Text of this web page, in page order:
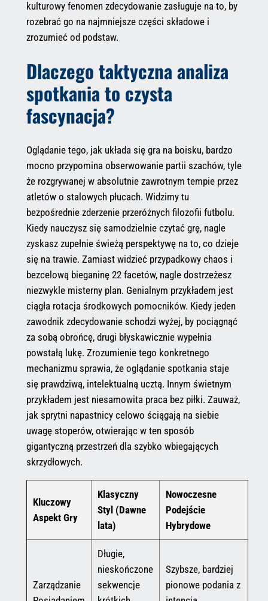
kulturowy fenomen zdecydowanie zasługuje na to, by
rozebrać go na najmniejsze części składowe i
zrozumieć od podstaw.
Dlaczego taktyczna analiza
spotkania to czysta
fascynacja?
Oglądanie tego, jak układa się gra na boisku, bardzo
mocno przypomina obserwowanie partii szachów, tyle
że rozgrywanej w absolutnie zawrotnym tempie przez
atletów o stalowych płucach. Widzimy tu
bezpośrednie zderzenie przeróżnych filozofii futbolu.
Kiedy nauczysz się samodzielnie czytać grę, nagle
zyskasz zupełnie świeżą perspektywę na to, co dzieje
się na trawie. Zamiast widzieć przypadkowy chaos i
bezcelową bieganinę 22 facetów, nagle dostrzeżesz
niezwykle misterny plan. Genialnym przykładem jest
ciągła rotacja środkowych pomocników. Kiedy jeden
zawodnik zdecydowanie schodzi wyżej, by pociągnąć
za sobą obrońcę, drugi błyskawicznie wypełnia
powstałą lukę. Zrozumienie tego konkretnego
mechanizmu sprawia, że oglądanie spotkania staje
się prawdziwą, intelektualną ucztą. Innym świetnym
przykładem jest niesamowita praca bez piłki. Zauważ,
jak sprytni napastnicy celowo ściągają na siebie
uwagę stoperów, otwierając w ten sposób
gigantyczną przestrzeń dla szybko wbiegających
skrzydłowych.
Kluczowy
Aspekt Gry
Klasyczny
Styl (Dawne
lata)
Nowoczesne
Podejście
Hybrydowe
Zarządzanie
Długie,
nieskończone
sekwencje
Szybsze, bardziej
pionowe podania z